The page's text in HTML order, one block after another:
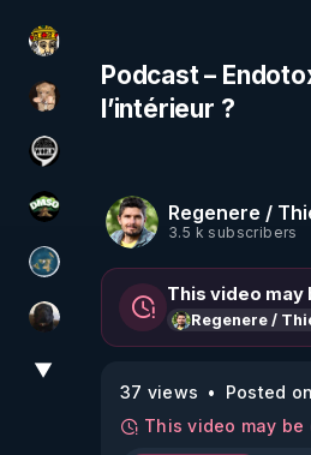
Textes Sacrés & Maîtres Spirituels
DataCenter
Notre Réalité Est Falsifiée Et Fausse
DMSO pour TOUS
Réinformation sur le monde
TrueMedia
▼
Podcast –
l’intérieur ?
Regenere /
3.5 k subscribers
This video may
Regenere /
37 views
Posted
This video may